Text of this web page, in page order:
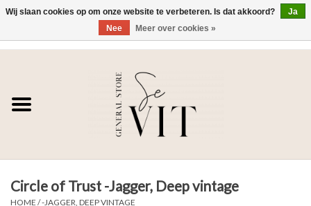
SE VIT
HEREN
Circle of Trust -Jagger, Deep vintage
HOME /-JAGGER, DEEP VINTAGE
Wij slaan cookies op om onze website te verbeteren. Is dat akkoord?
Ja
Nee
Meer over cookies »